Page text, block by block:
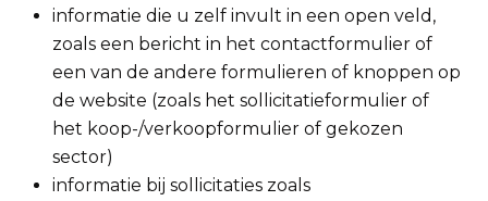
informatie die u zelf invult in een open veld,
zoals een bericht in het contactformulier of
een van de andere formulieren of knoppen op
de website (zoals het sollicitatieformulier of
het koop-/verkoopformulier of gekozen
sector)
informatie bij sollicitaties zoals